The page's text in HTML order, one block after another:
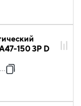
150 3P D
D